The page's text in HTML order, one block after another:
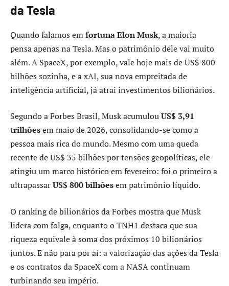
da Tesla
Quando falamos emfortuna Elon Musk, a maioria
pensa apenas na Tesla. Mas o patrimônio dele vai muito
além. A SpaceX, por exemplo, vale hoje mais de US$ 800
bilhões sozinha, e a xAI, sua nova empreitada de
inteligência artificial, já atrai investimentos bilionários.
Segundo a Forbes Brasil, Musk acumulouUS$ 3,91
trilhõesem maio de 2026, consolidando-se como a
pessoa mais rica do mundo. Mesmo com uma queda
recente de US$ 35 bilhões por tensões geopolíticas, ele
atingiu um marco histórico em fevereiro: foi o primeiro a
ultrapassarUS$ 800 bilhõesem patrimônio líquido.
O ranking de bilionários da Forbes mostra que Musk
lidera com folga, enquanto o TNH1 destaca que sua
riqueza equivale à soma dos próximos 10 bilionários
juntos. E não para por aí: a valorização das ações da Tesla
e os contratos da SpaceX com a NASA continuam
turbinando seu império.